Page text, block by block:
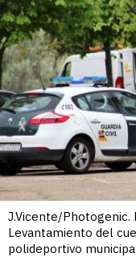
J.Vicente/Photogenic.
Levantamiento del
polideportivo